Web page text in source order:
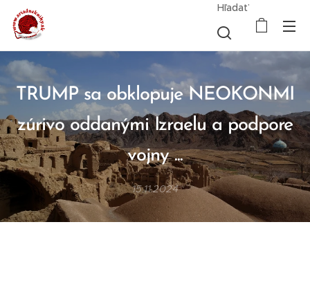
Hľadať
TRUMP sa obklopuje NEOKONMI
zúrivo oddanými Izraelu a podpore
vojny ...
15.11.2024